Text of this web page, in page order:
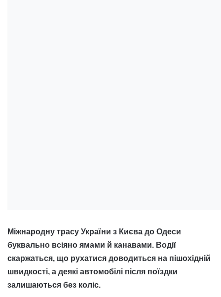
Міжнародну трасу України з Києва до Одеси
буквально всіяно ямами й канавами. Водії
скаржаться, що рухатися доводиться на пішохідній
швидкості, а деякі автомобілі після поїздки
залишаються без коліс.